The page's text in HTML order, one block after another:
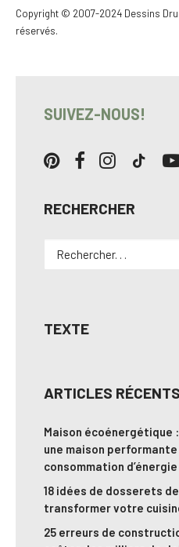
Copyright © 2007-2024 Dessins
réservés.
Pour en savoir davantage…
Découvrez plein d’autres
SUIVEZ-NOUS!
RECHERCHER
TEXTE
ARTICLES RÉCENTS
Maison écoénergétique
une maison
consommation d’énergie
18 idées de dosserets
transformer votre
25 erreurs de